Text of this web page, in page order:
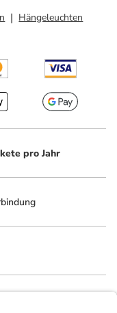
Hängeleuchten
pro Jahr